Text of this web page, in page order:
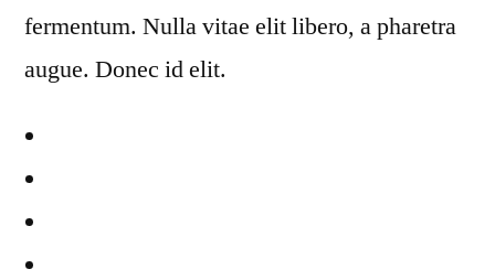
fermentum. Nulla vitae elit libero, a pharetra
augue. Donec id elit.